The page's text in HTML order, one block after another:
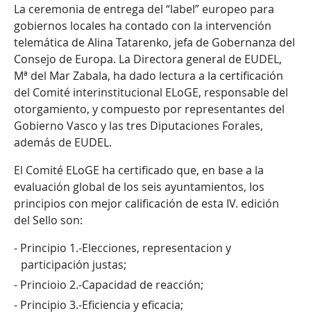
La ceremonia de entrega del “label” europeo para
gobiernos locales ha contado con la intervención
telemática de Alina Tatarenko, jefa de Gobernanza del
Consejo de Europa. La Directora general de EUDEL,
Mª del Mar Zabala, ha dado lectura a la certificación
del Comité interinstitucional ELoGE, responsable del
otorgamiento, y compuesto por representantes del
Gobierno Vasco y las tres Diputaciones Forales,
además de EUDEL.
El Comité ELoGE ha certificado que, en base a la
evaluación global de los seis ayuntamientos, los
principios con mejor calificación de esta IV. edición
del Sello son:
Principio 1.-Elecciones, representacion y
participación justas;
Princioio 2.-Capacidad de reacción;
Principio 3.-Eficiencia y eficacia;